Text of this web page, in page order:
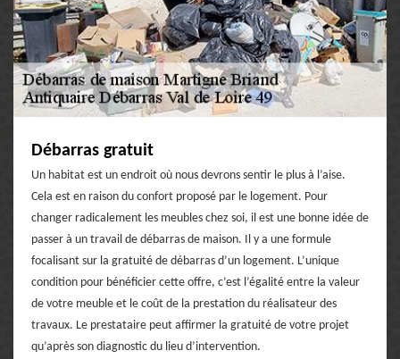
Débarras gratuit
Un habitat est un endroit où nous devrons sentir le plus à l’aise.
Cela est en raison du confort proposé par le logement. Pour
changer radicalement les meubles chez soi, il est une bonne idée de
passer à un travail de débarras de maison. Il y a une formule
focalisant sur la gratuité de débarras d’un logement. L’unique
condition pour bénéficier cette offre, c’est l’égalité entre la valeur
de votre meuble et le coût de la prestation du réalisateur des
travaux. Le prestataire peut affirmer la gratuité de votre projet
qu’après son diagnostic du lieu d’intervention.